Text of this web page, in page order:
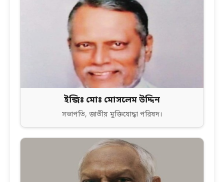
ইন্জিঃ মোঃ মোসলেম উদ্দিন
সভাপতি, জাতীয় মুক্তিযোদ্ধা পরিষদ।